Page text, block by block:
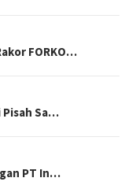
FORKO…
Pisah Sa…
PT In…